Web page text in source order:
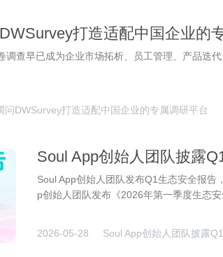
打造适配中国企业的
查早已成为企业市场拓析、员工管理、产品迭代
问DWSurvey打造适配中国企业的专属调研平台
Soul App创始人团队披露
协同守护社交空间
Soul App创始人团队发布Q1生态安全报告
p创始人团队发布《2026年第一季度生态安
2026-05-28 Soul App创始人团队披露